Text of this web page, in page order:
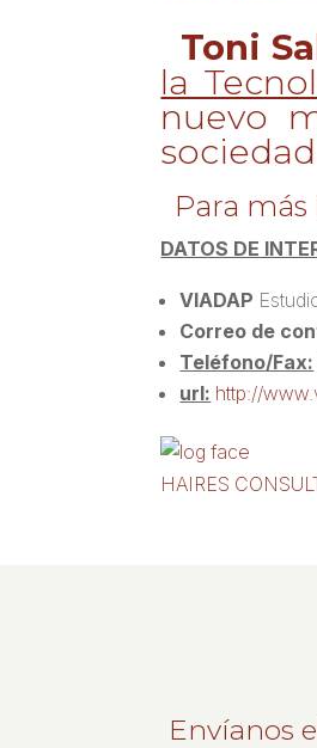
Toni
la
nuevo
Para
DATOS DE
VIADAP
Correo de
Teléfono/Fax:
url: http://
HAIRES
Envíanos